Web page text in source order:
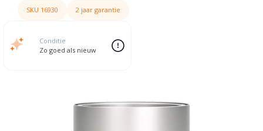
SKU 16930 2 jaar garantie
Conditie
Zo goed als nieuw